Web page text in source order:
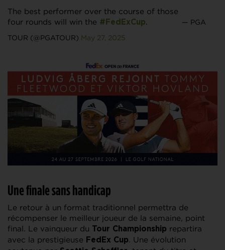
The best performer over the course of those
four rounds will win the #FedExCup. — PGA
TOUR (@PGATOUR) May 27, 2025
Une finale sans handicap
Le retour à un format traditionnel permettra de
récompenser le meilleur joueur de la semaine, point
final. Le vainqueur du
Tour Championship repartira
avec la prestigieuse FedEx Cup. Une évolution